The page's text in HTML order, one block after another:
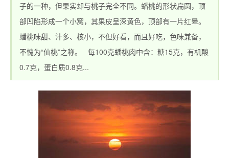
子的一种，但果实却与桃子完全不同。蟠桃的形状扁圆，顶
部凹陷形成一个小窝，其果皮呈深黄色，顶部有一片红晕。
蟠桃味甜、汁多、核小，不但好看，而且好吃，色味兼备，
不愧为“仙桃”之称。 每100克蟠桃肉中含：糖15克，有机酸
0.7克，蛋白质0.8克...